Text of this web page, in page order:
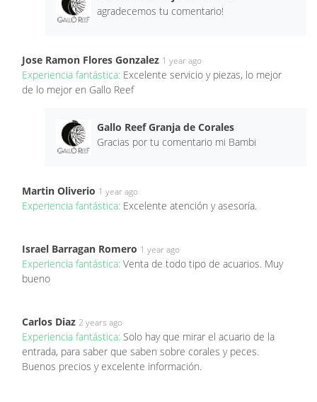
agradecemos tu comentario!
Jose Ramon Flores Gonzalez 1 year ago
Experiencia fantástica: Excelente servicio y piezas, lo mejor
de lo mejor en Gallo Reef
Gallo Reef Granja de Corales
Gracias por tu comentario mi Bambi
Martin Oliverio 1 year ago
Experiencia fantástica: Excelente atención y asesoría.
Israel Barragan Romero 1 year ago
Experiencia fantástica: Venta de todo tipo de acuarios. Muy
bueno
Carlos Diaz 2 years ago
Experiencia fantástica: Solo hay que mirar el acuario de la
entrada, para saber que saben sobre corales y peces.
Buenos precios y excelente información.